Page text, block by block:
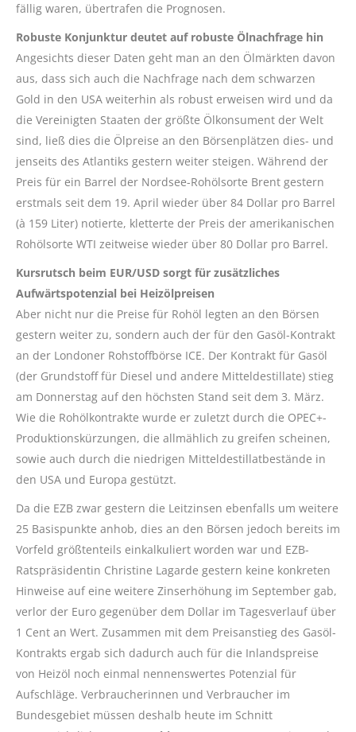
fällig waren, übertrafen die Prognosen.
Robuste Konjunktur deutet auf robuste Ölnachfrage hin
Angesichts dieser Daten geht man an den Ölmärkten davon
aus, dass sich auch die Nachfrage nach dem schwarzen
Gold in den USA weiterhin als robust erweisen wird und da
die Vereinigten Staaten der größte Ölkonsument der Welt
sind, ließ dies die Ölpreise an den Börsenplätzen dies- und
jenseits des Atlantiks gestern weiter steigen. Während der
Preis für ein Barrel der Nordsee-Rohölsorte Brent gestern
erstmals seit dem 19. April wieder über 84 Dollar pro Barrel
(à 159 Liter) notierte, kletterte der Preis der amerikanischen
Rohölsorte WTI zeitweise wieder über 80 Dollar pro Barrel.
Kursrutsch beim EUR/USD sorgt für zusätzliches
Aufwärtspotenzial bei Heizölpreisen
Aber nicht nur die Preise für Rohöl legten an den Börsen
gestern weiter zu, sondern auch der für den Gasöl-Kontrakt
an der Londoner Rohstoffbörse ICE. Der Kontrakt für Gasöl
(der Grundstoff für Diesel und andere Mitteldestillate) stieg
am Donnerstag auf den höchsten Stand seit dem 3. März.
Wie die Rohölkontrakte wurde er zuletzt durch die OPEC+-
Produktionskürzungen, die allmählich zu greifen scheinen,
sowie auch durch die niedrigen Mitteldestillatbestände in
den USA und Europa gestützt.
Da die EZB zwar gestern die Leitzinsen ebenfalls um weitere
25 Basispunkte anhob, dies an den Börsen jedoch bereits im
Vorfeld größtenteils einkalkuliert worden war und EZB-
Ratspräsidentin Christine Lagarde gestern keine konkreten
Hinweise auf eine weitere Zinserhöhung im September gab,
verlor der Euro gegenüber dem Dollar im Tagesverlauf über
1 Cent an Wert. Zusammen mit dem Preisanstieg des Gasöl-
Kontrakts ergab sich dadurch auch für die Inlandspreise
von Heizöl noch einmal nennenswertes Potenzial für
Aufschläge. Verbraucherinnen und Verbraucher im
Bundesgebiet müssen deshalb heute im Schnitt